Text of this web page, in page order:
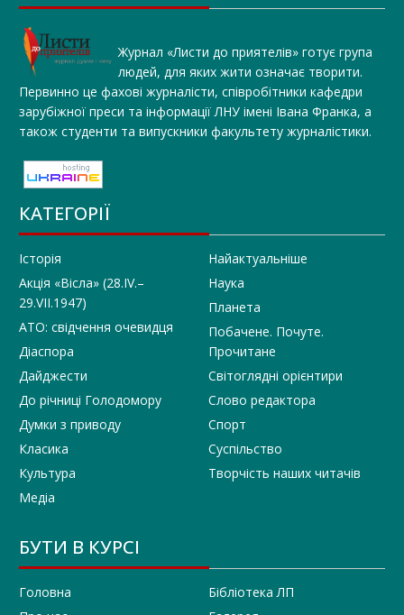
Журнал «Листи до приятелів» готує група
людей, для яких жити означає творити.
Первинно це фахові журналісти, співробітники кафедри
зарубіжної преси та інформації ЛНУ імені Івана Франка, а
також студенти та випускники факультету журналістики.
КАТЕГОРІЇ
Історія
Акція «Вісла» (28.IV.–
29.VII.1947)
АТО: свідчення очевидця
Діаспора
Дайджести
До річниці Голодомору
Думки з приводу
Класика
Культура
Медіа
Найактуальніше
Наука
Планета
Побачене. Почуте.
Прочитане
Світоглядні орієнтири
Слово редактора
Спорт
Суспільство
Творчість наших читачів
БУТИ В КУРСІ
Головна
Бібліотека ЛП